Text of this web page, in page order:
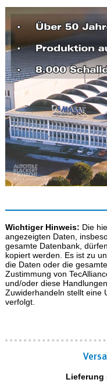
Wichtiger Hinweis: Die
angezeigten Daten,
gesamte Datenbank,
kopiert werden. Es ist zu
die Daten oder die
Zustimmung von
und/oder diese
Zuwiderhandeln stellt eine
verfolgt.
Lieferung